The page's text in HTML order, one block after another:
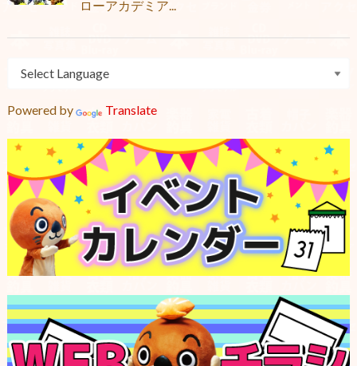
ローアカデミア...
Powered by Translate